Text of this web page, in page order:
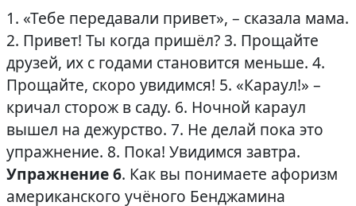
1. «Тебе передавали привет», – сказала мама.
2. Привет! Ты когда пришёл? 3. Прощайте
друзей, их с годами становится меньше. 4.
Прощайте, скоро увидимся! 5. «Караул!» –
кричал сторож в саду. 6. Ночной караул
вышел на дежурство. 7. Не делай пока это
упражнение. 8. Пока! Увидимся завтра.
Упражнение 6. Как вы понимаете афоризм
американского учёного Бенджамина